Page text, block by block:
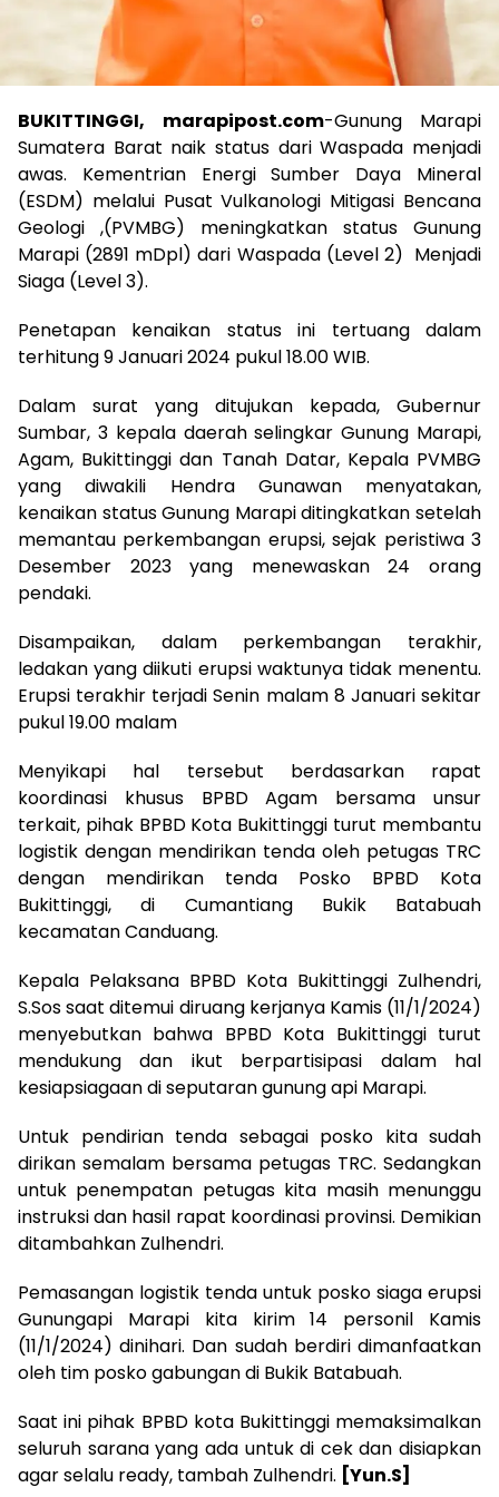
BUKITTINGGI, marapipost.com-Gunung Marapi
Sumatera Barat naik status dari Waspada menjadi
awas. Kementrian Energi Sumber Daya Mineral
(ESDM) melalui Pusat Vulkanologi Mitigasi Bencana
Geologi ,(PVMBG) meningkatkan status Gunung
Marapi (2891 mDpl) dari Waspada (Level 2) Menjadi
Siaga (Level 3).
Penetapan kenaikan status ini tertuang dalam
terhitung 9 Januari 2024 pukul 18.00 WIB.
Dalam surat yang ditujukan kepada, Gubernur
Sumbar, 3 kepala daerah selingkar Gunung Marapi,
Agam, Bukittinggi dan Tanah Datar, Kepala PVMBG
yang diwakili Hendra Gunawan menyatakan,
kenaikan status Gunung Marapi ditingkatkan setelah
memantau perkembangan erupsi, sejak peristiwa 3
Desember 2023 yang menewaskan 24 orang
pendaki.
Disampaikan, dalam perkembangan terakhir,
ledakan yang diikuti erupsi waktunya tidak menentu.
Erupsi terakhir terjadi Senin malam 8 Januari sekitar
pukul 19.00 malam
Menyikapi hal tersebut berdasarkan rapat
koordinasi khusus BPBD Agam bersama unsur
terkait, pihak BPBD Kota Bukittinggi turut membantu
logistik dengan mendirikan tenda oleh petugas TRC
dengan mendirikan tenda Posko BPBD Kota
Bukittinggi, di Cumantiang Bukik Batabuah
kecamatan Canduang.
Kepala Pelaksana BPBD Kota Bukittinggi Zulhendri,
S.Sos saat ditemui diruang kerjanya Kamis (11/1/2024)
menyebutkan bahwa BPBD Kota Bukittinggi turut
mendukung dan ikut berpartisipasi dalam hal
kesiapsiagaan di seputaran gunung api Marapi.
Untuk pendirian tenda sebagai posko kita sudah
dirikan semalam bersama petugas TRC. Sedangkan
untuk penempatan petugas kita masih menunggu
instruksi dan hasil rapat koordinasi provinsi. Demikian
ditambahkan Zulhendri.
Pemasangan logistik tenda untuk posko siaga erupsi
Gunungapi Marapi kita kirim 14 personil Kamis
(11/1/2024) dinihari. Dan sudah berdiri dimanfaatkan
oleh tim posko gabungan di Bukik Batabuah.
Saat ini pihak BPBD kota Bukittinggi memaksimalkan
seluruh sarana yang ada untuk di cek dan disiapkan
agar selalu ready, tambah Zulhendri. [Yun.S]